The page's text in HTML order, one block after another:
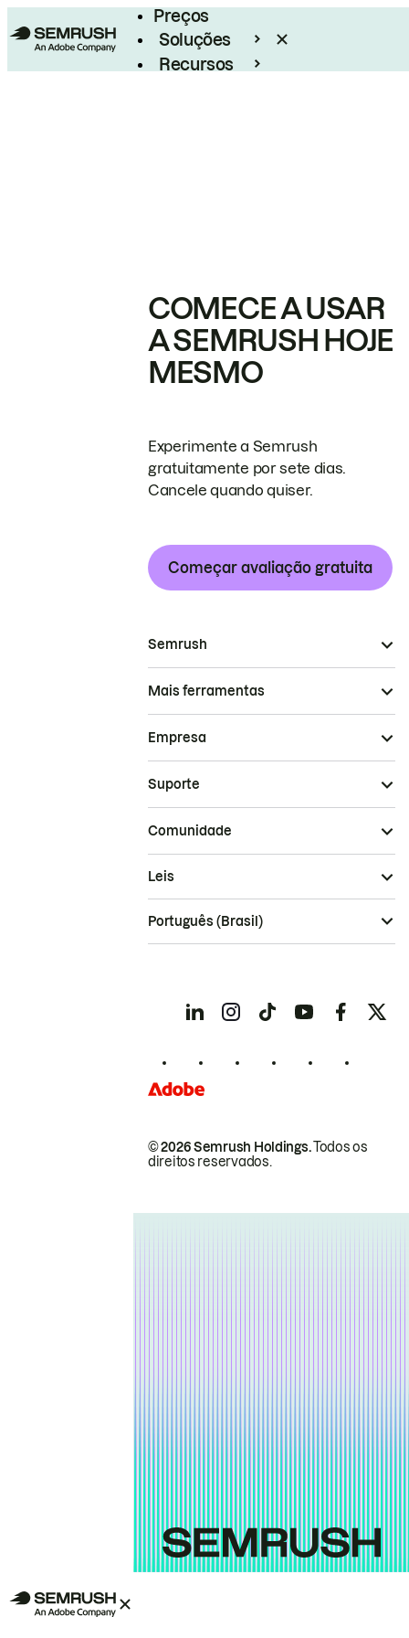
Preços
Soluções
Recursos
COMECE A USAR
A SEMRUSH HOJE
MESMO
Experimente a Semrush
gratuitamente por sete dias.
Cancele quando quiser.
Começar avaliação gratuita
Semrush
Mais ferramentas
Empresa
Suporte
Comunidade
© 2026 Semrush Holdings.Todos os
direitos reservados.
Leis
Português (Brasil)